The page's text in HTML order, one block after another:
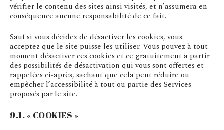
vérifier le contenu des sites ainsi visités, et n’assumera en
conséquence aucune responsabilité de ce fait.
Sauf si vous décidez de désactiver les cookies, vous
acceptez que le site puisse les utiliser. Vous pouvez à tout
moment désactiver ces cookies et ce gratuitement à partir
des possibilités de désactivation qui vous sont offertes et
rappelées ci-après, sachant que cela peut réduire ou
empêcher l’accessibilité à tout ou partie des Services
proposés par le site.
9.1. « COOKIES »